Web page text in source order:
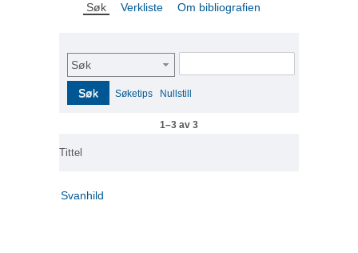
Søk Verkliste Om bibliografien
Søk
Søk Søketips Nullstill
1–3 av 3
Tittel
Svanhild